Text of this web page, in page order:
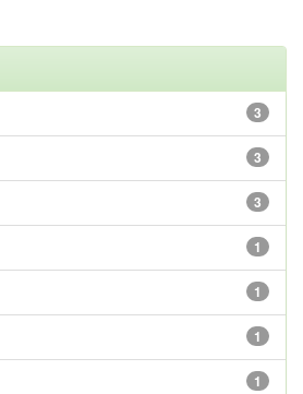
3
3
3
1
1
1
1